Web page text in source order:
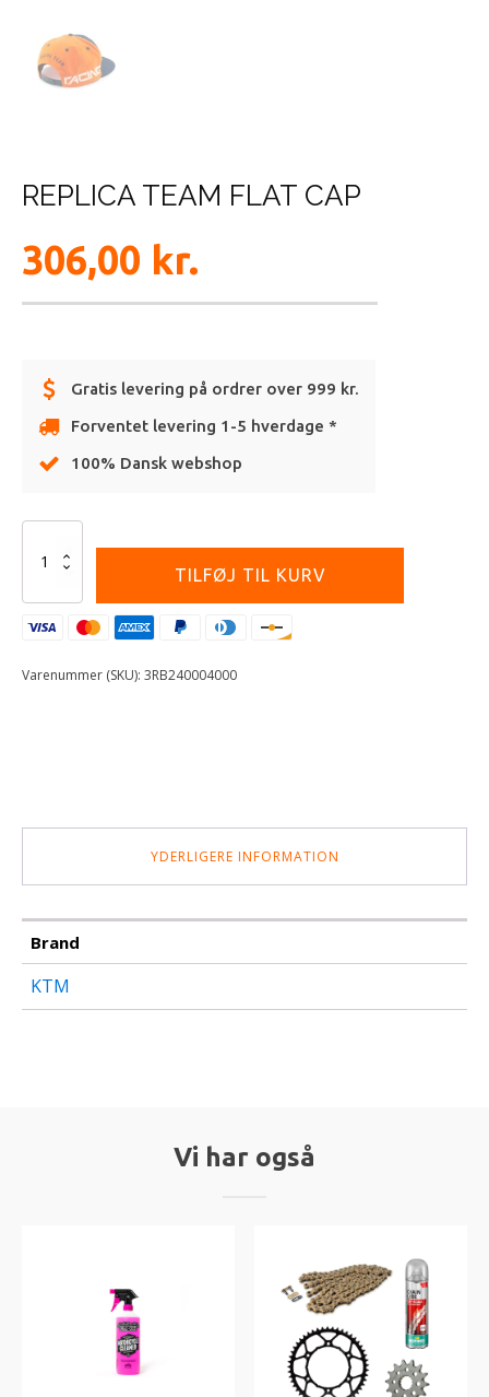
REPLICA TEAM FLAT CAP
306,00 kr.
Gratis levering på ordrer over 999 kr.
Forventet levering 1-5 hverdage *
100% Dansk webshop
TEAM
CAP
antal
TILFØJ TIL KURV
Varenummer (SKU): 3RB240004000
YDERLIGERE INFORMATION
Brand
KTM
Vi har også